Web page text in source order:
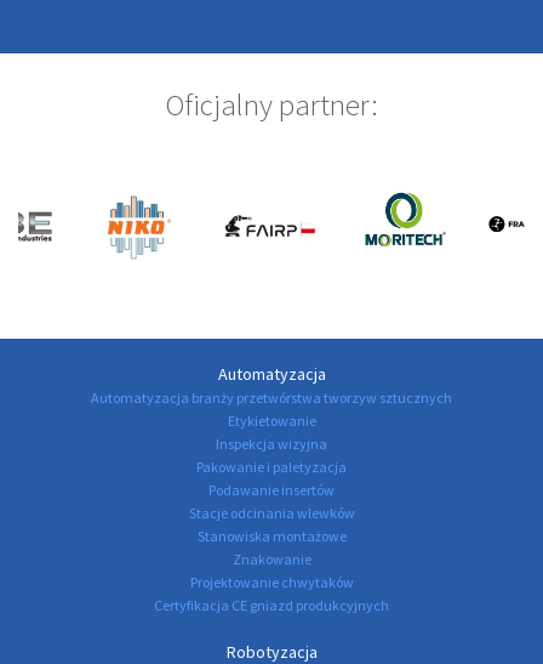
Oficjalny partner:
Automatyzacja
Automatyzacja branży przetwórstwa tworzyw sztucznych
Etykietowanie
Inspekcja wizyjna
Pakowanie i paletyzacja
Podawanie insertów
Stacje odcinania wlewków
Stanowiska montażowe
Znakowanie
Projektowanie chwytaków
Certyfikacja CE gniazd produkcyjnych
Robotyzacja